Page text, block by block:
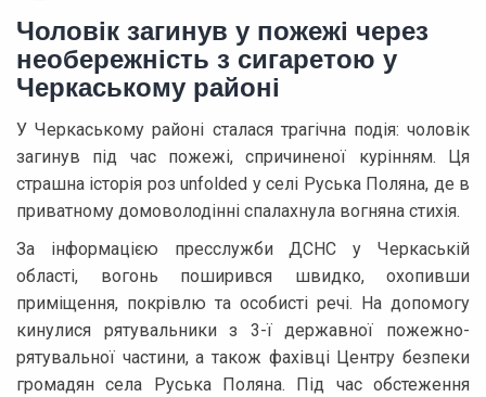
Чоловік загинув у пожежі через
необережність з сигаретою у
Черкаському районі
У Черкаському районі сталася трагічна подія: чоловік
загинув під час пожежі, спричиненої курінням. Ця
страшна історія роз unfolded у селі Руська Поляна, де в
приватному домоволодінні спалахнула вогняна стихія.
За інформацією пресслужби ДСНС у Черкаській
області, вогонь поширився швидко, охопивши
приміщення, покрівлю та особисті речі. На допомогу
кинулися рятувальники з 3-ї державної пожежно-
рятувальної частини, а також фахівці Центру безпеки
громадян села Руська Поляна. Під час обстеження